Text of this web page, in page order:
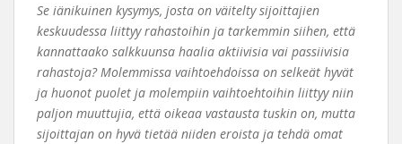
Se iänikuinen kysymys, josta on väitelty sijoittajien
keskuudessa liittyy rahastoihin ja tarkemmin siihen, että
kannattaako salkkuunsa haalia aktiivisia vai passiivisia
rahastoja? Molemmissa vaihtoehdoissa on selkeät hyvät
ja huonot puolet ja molempiin vaihtoehtoihin liittyy niin
paljon muuttujia, että oikeaa vastausta tuskin on, mutta
sijoittajan on hyvä tietää niiden eroista ja tehdä omat